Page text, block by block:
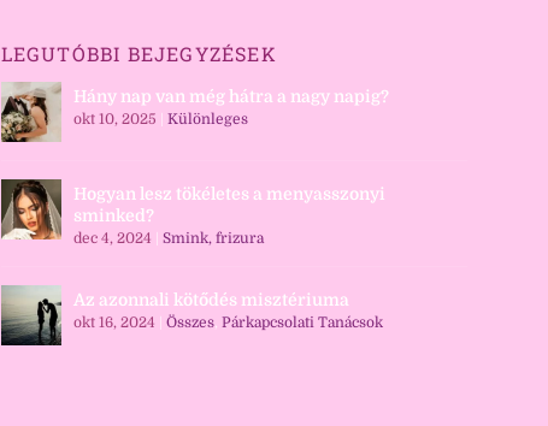
LEGUTÓBBI BEJEGYZÉSEK
Hány nap van még hátra a nagy napig?
okt 10, 2025 Különleges
Hogyan lesz tökéletes a menyasszonyi
sminked?
dec 4, 2024 Smink, frizura
Az azonnali kötődés misztériuma
okt 16, 2024 Összes, Párkapcsolati Tanácsok